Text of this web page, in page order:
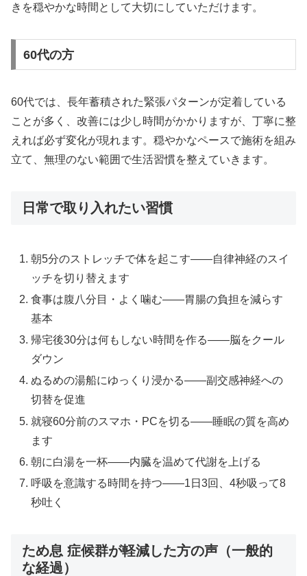
きを穏やかな時間として大切にしていただけます。
60代の方
60代では、長年蓄積された緊張パターンが定着している
ことが多く、改善には少し時間がかかりますが、丁寧に整
えれば必ず変化が現れます。穏やかなペースで施術を組み
立て、無理のない範囲で生活習慣を整えていきます。
日常で取り入れたい習慣
朝5分のストレッチで体を起こす——自律神経のスイ
ッチを切り替えます
食事は腹八分目・よく噛む——胃腸の負担を減らす
基本
帰宅後30分は何もしない時間を作る——脳をクール
ダウン
ぬるめの湯船にゆっくり浸かる——副交感神経への
切替を促進
就寝60分前のスマホ・PCを切る——睡眠の質を高め
ます
朝に白湯を一杯——内臓を温めて代謝を上げる
呼吸を意識する時間を持つ——1日3回、4秒吸って8
秒吐く
ため息 症候群が軽減した方の声（一般的
な経過）